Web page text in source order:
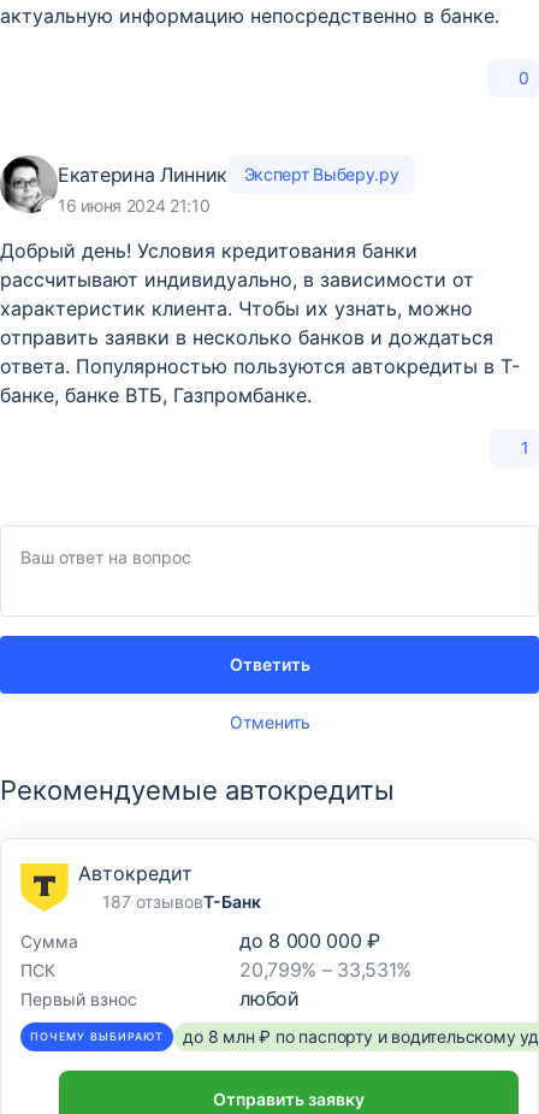
актуальную информацию непосредственно в банке.
0
Екатерина Линник
Эксперт Выберу.ру
16 июня 2024 21:10
Добрый день! Условия кредитования банки
рассчитывают индивидуально, в зависимости от
характеристик клиента. Чтобы их узнать, можно
отправить заявки в несколько банков и дождаться
ответа. Популярностью пользуются автокредиты в Т-
банке, банке ВТБ, Газпромбанке.
1
Отменить
Ответить
Рекомендуемые автокредиты
Автокредит
187 отзывовТ-Банк
Сумма
до 8 000 000 ₽
ПСК 20,799% – 33,531%
Первый взнос любой
ПОЧЕМУ ВЫБИРАЮТ до 8 млн ₽ по паспорту и водительскому
Отправить заявку